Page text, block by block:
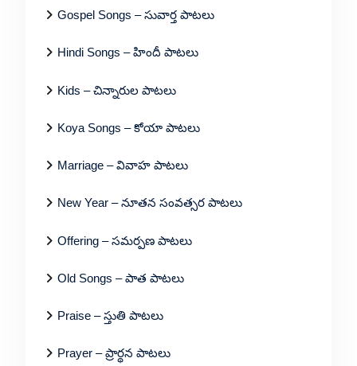
Gospel Songs – సువార్త పాటలు
Hindi Songs – హిందీ పాటలు
Kids – చిన్నారుల పాటలు
Koya Songs – కోయా పాటలు
Marriage – వివాహ పాటలు
New Year – నూతన సంవత్సర పాటలు
Offering – సమర్పణ పాటలు
Old Songs – పాత పాటలు
Praise – స్తుతి పాటలు
Prayer – ప్రార్థన పాటలు